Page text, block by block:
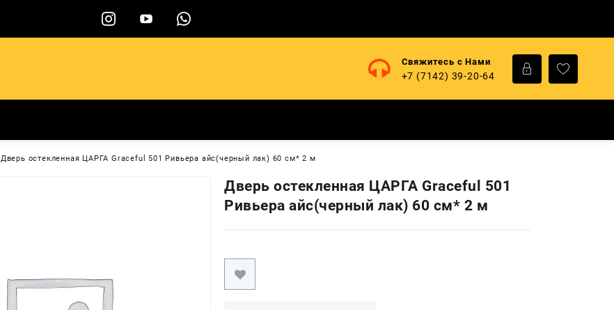
Свяжитесь с Нами
+7 (7142) 39-20-64
Дверь остекленная ЦАРГА Graceful 501 Ривьера айс(черный лак) 60 см* 2 м
Дверь остекленная ЦАРГА Graceful 501
Ривьера айс(черный лак) 60 см* 2 м